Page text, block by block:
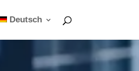
Deutsch